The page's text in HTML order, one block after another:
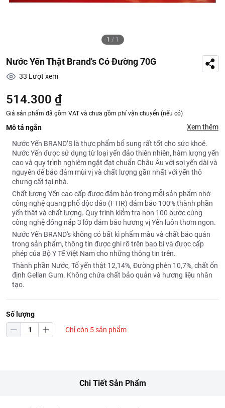
1 / 1
Nước Yến Thật Brand's Có Đường 70G
33 Lượt xem
514.300 ₫
Giá sản phẩm đã gồm VAT và chưa gồm phí vận chuyển (nếu có)
Mô tả ngắn Xem thêm
Nước Yến BRAND’S là thực phẩm bổ sung rất tốt cho sức khoẻ.
Nước Yến được sử dụng từ loại yến đảo thiên nhiên, hàm lượng yến
cao và quy trình nghiêm ngặt đạt chuẩn Châu Âu với sợi yến dài và
nguyên để bảo đảm mùi vị và chất lượng gần nhất với yến thô
chưng cất tại nhà.
Chất lượng Yến cao cấp được đảm bảo trong mỗi sản phẩm nhờ
công nghệ quang phổ độc đáo (FTIR) đảm bảo 100% thành phần
yến thật và chất lượng. Quy trình kiểm tra hơn 100 bước cùng
công nghệ đóng nắp 3 lớp đảm bảo hương vị Yến luôn thơm ngon.
Nước Yến BRAND's không có bất kì phẩm màu và chất bảo quản
trong sản phẩm, thông tin được ghi rõ trên bao bì và được cấp
phép của Bộ Y Tế Việt Nam cho những thông tin trên.
Thành phần Nước, Tổ yến thật 12,14%, Đường phèn 10,7%, chất ổn
định Gellan Gum. Không chứa chất bảo quản và hương liệu nhân
tạo.
Số lượng
Chỉ còn 5 sản phẩm
Chi Tiết Sản Phẩm